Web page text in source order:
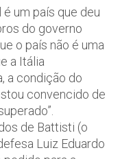
um país que deu
do governo
o país não é uma
a Itália
a condição do
convencido de
de Battisti (o
Luiz Eduardo